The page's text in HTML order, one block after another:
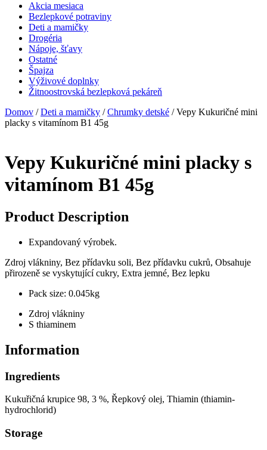
Akcia mesiaca
Bezlepkové potraviny
Deti a mamičky
Drogéria
Nápoje, šťavy
Ostatné
Špajza
Výživové doplnky
Žitnoostrovská bezlepková pekáreň
Domov /Deti a mamičky /Chrumky detské / Vepy Kukuričné mini
placky s vitamínom B1 45g
Vepy Kukuričné mini placky s
vitamínom B1 45g
Product Description
Expandovaný výrobek.
Zdroj vlákniny, Bez přídavku soli, Bez přídavku cukrů, Obsahuje
přirozeně se vyskytující cukry, Extra jemné, Bez lepku
Pack size: 0.045kg
Zdroj vlákniny
S thiaminem
Information
Ingredients
Kukuřičná krupice 98, 3 %, Řepkový olej, Thiamin (thiamin-
hydrochlorid)
Storage